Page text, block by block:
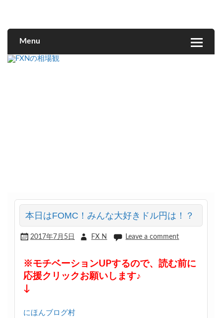
Menu
本日はFOMC！みんな大好きドル円は！？
2017年7月5日 FX N Leave a comment
※モチベーションUPするので、読む前に
応援クリックお願いします♪
↓
にほんブログ村